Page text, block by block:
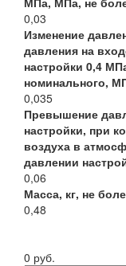
0,03
Изменение
давления на
настройки 0,4
номинального,
0,035
Превышение
настройки, при
воздуха в
давлении
0,06
Масса, кг, не
0,48
0 руб.